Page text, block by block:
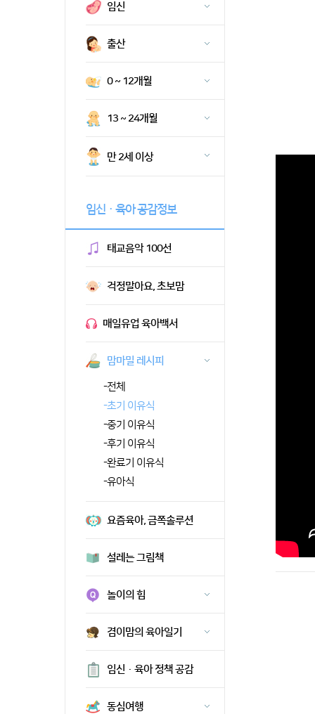
임신
출산
0 ~ 12개월
13 ~ 24개월
만 2세 이상
임신ㆍ육아 공감정보
태교음악 100선
걱정말아요, 초보맘
매일유업 육아백서
맘마밀 레시피
-전체
-초기 이유식
-중기 이유식
-후기 이유식
-완료기 이유식
-유아식
요즘육아, 금쪽솔루션
설레는 그림책
놀이의 힘
겸이맘의 육아일기
임신·육아 정책 공감
동심여행